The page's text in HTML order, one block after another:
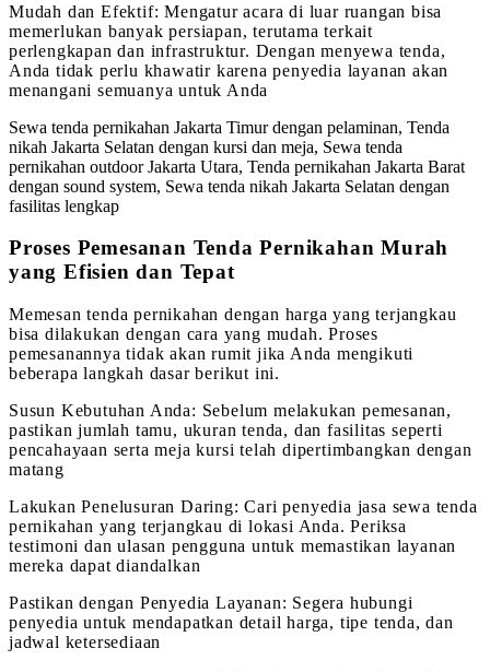
Mudah dan Efektif: Mengatur acara di luar ruangan bisa
memerlukan banyak persiapan, terutama terkait
perlengkapan dan infrastruktur. Dengan menyewa tenda,
Anda tidak perlu khawatir karena penyedia layanan akan
menangani semuanya untuk Anda
Sewa tenda pernikahan Jakarta Timur dengan pelaminan, Tenda
nikah Jakarta Selatan dengan kursi dan meja, Sewa tenda
pernikahan outdoor Jakarta Utara, Tenda pernikahan Jakarta Barat
dengan sound system, Sewa tenda nikah Jakarta Selatan dengan
fasilitas lengkap
Proses Pemesanan Tenda Pernikahan Murah
yang Efisien dan Tepat
Memesan tenda pernikahan dengan harga yang terjangkau
bisa dilakukan dengan cara yang mudah. Proses
pemesanannya tidak akan rumit jika Anda mengikuti
beberapa langkah dasar berikut ini.
Susun Kebutuhan Anda: Sebelum melakukan pemesanan,
pastikan jumlah tamu, ukuran tenda, dan fasilitas seperti
pencahayaan serta meja kursi telah dipertimbangkan dengan
matang
Lakukan Penelusuran Daring: Cari penyedia jasa sewa tenda
pernikahan yang terjangkau di lokasi Anda. Periksa
testimoni dan ulasan pengguna untuk memastikan layanan
mereka dapat diandalkan
Pastikan dengan Penyedia Layanan: Segera hubungi
penyedia untuk mendapatkan detail harga, tipe tenda, dan
jadwal ketersediaan